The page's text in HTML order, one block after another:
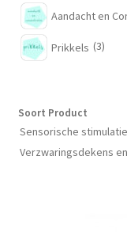
Aandacht en
Prikkels (3)
Soort Product
Sensorische stimulatie
Verzwaringsdekens